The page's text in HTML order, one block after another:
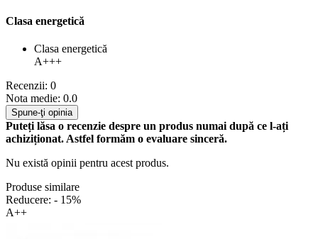
Clasa energetică
Clasa energetică
A+++
Recenzii: 0
Nota medie: 0.0
Spune-ţi opinia
Puteți lăsa o recenzie despre un produs numai după ce l-ați
achiziționat. Astfel formăm o evaluare sinceră.
Nu există opinii pentru acest produs.
Produse similare
Reducere: - 15%
A++